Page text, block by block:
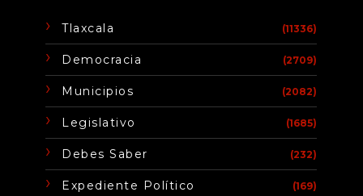
Tlaxcala (11336)
Democracia (2709)
Municipios (2082)
Legislativo (1685)
Debes Saber (232)
Expediente Político (169)